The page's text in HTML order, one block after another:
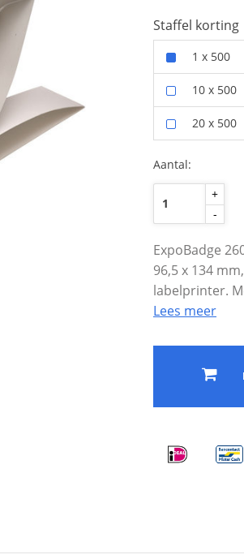
Staffel korting
1 x 500
10 x 500
20 x 500
Aantal:
+
-
ExpoBadge
96,5 x 134
labelprinter.
Lees meer